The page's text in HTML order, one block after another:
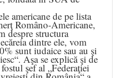
americane de pe lista
Româno-Americane,
despre structura
dintre ele, vom
sunt iudaice sau au şi
Aşa se explică şi de
şef al „Federaţiei